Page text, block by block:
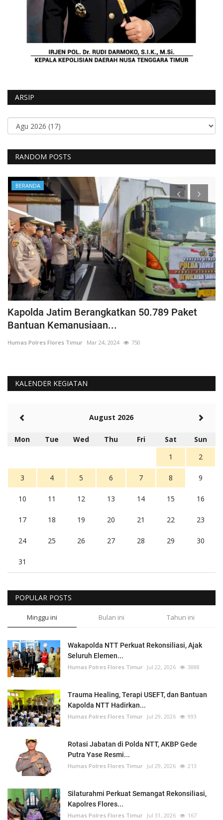
ARSIP
RANDOM POSTS
BERANDA
Kapolda Jatim Berangkatkan 50.789 Paket
Bantuan Kemanusiaan...
Humas Polres Flores Timur Mar 24, 2024 750
KALENDER KEGIATAN
August 2026
Mon Tue Wed Thu Fri Sat
Sun
1
2
3 4 5 6 7 8 9
10 11 12 13 14 15 16
17 18 19 20 21 22 23
24 25 26 27 28 29 30
31
POPULAR POSTS
Minggu ini Bulan ini Tahun ini
Wakapolda NTT Perkuat Rekonsiliasi, Ajak
Seluruh Elemen...
Humas Polres Flores Timur Jul 22, 2026 3888
Trauma Healing, Terapi USEFT, dan Bantuan
Kapolda NTT Hadirkan...
Humas Polres Flores Timur Jul 29, 2026 993
Rotasi Jabatan di Polda NTT, AKBP Gede
Putra Yase Resmi...
Humas Polres Flores Timur Jul 29, 2026 213
Silaturahmi Perkuat Semangat Rekonsiliasi,
Kapolres Flores...
Humas Polres Flores Timur Jul 31, 2026 167